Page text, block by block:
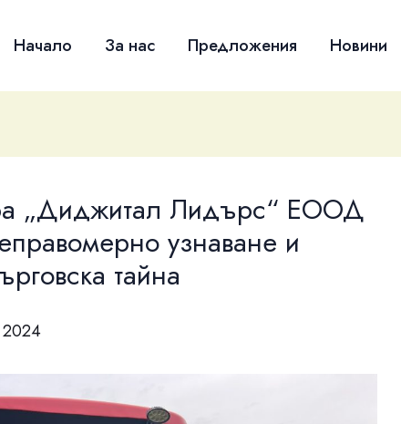
Начало За нас Предложения Новини
„Диджитал Лидърс“ ЕООД
узнаване и
тайна
2024